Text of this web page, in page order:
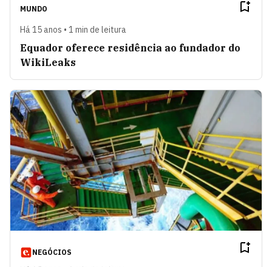
MUNDO
Há 15 anos • 1 min de leitura
Equador oferece residência ao fundador do
WikiLeaks
NEGÓCIOS